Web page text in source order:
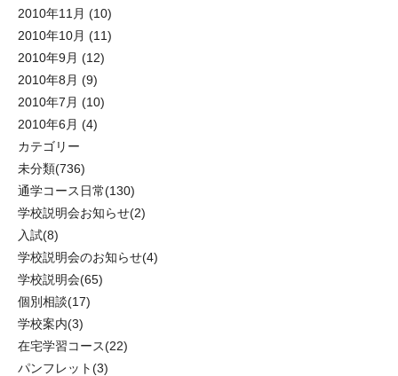
2010年11月 (10)
2010年10月 (11)
2010年9月 (12)
2010年8月 (9)
2010年7月 (10)
2010年6月 (4)
カテゴリー
未分類(736)
通学コース日常(130)
学校説明会お知らせ(2)
入試(8)
学校説明会のお知らせ(4)
学校説明会(65)
個別相談(17)
学校案内(3)
在宅学習コース(22)
パンフレット(3)